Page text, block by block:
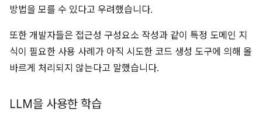
방법을 모를 수 있다고 우려했습니다.
또한 개발자들은 접근성 구성요소 작성과 같이 특정 도메인 지
식이 필요한 사용 사례가 아직 시도한 코드 생성 도구에 의해 올
바르게 처리되지 않는다고 말했습니다.
LLM을 사용한 학습